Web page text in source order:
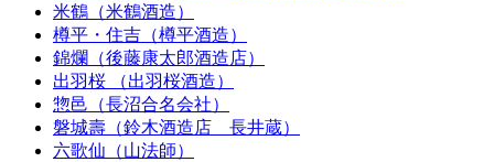
米鶴（米鶴酒造）
樽平・住吉（樽平酒造）
錦爛（後藤康太郎酒造店）
出羽桜 （出羽桜酒造）
惣邑（長沼合名会社）
磐城壽（鈴木酒造店 長井蔵）
六歌仙（山法師）